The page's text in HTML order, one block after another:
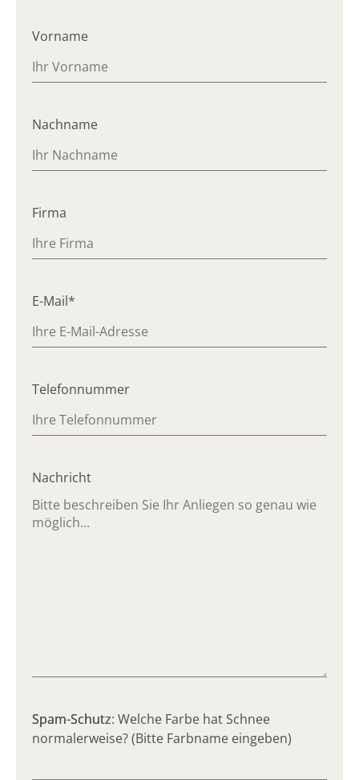
Vorname
Nachname
Firma
E-Mail*
Telefonnummer
Nachricht
Spam-Schutz
Spam-Schutz: Welche Farbe hat Schnee
normalerweise? (Bitte Farbname eingeben)